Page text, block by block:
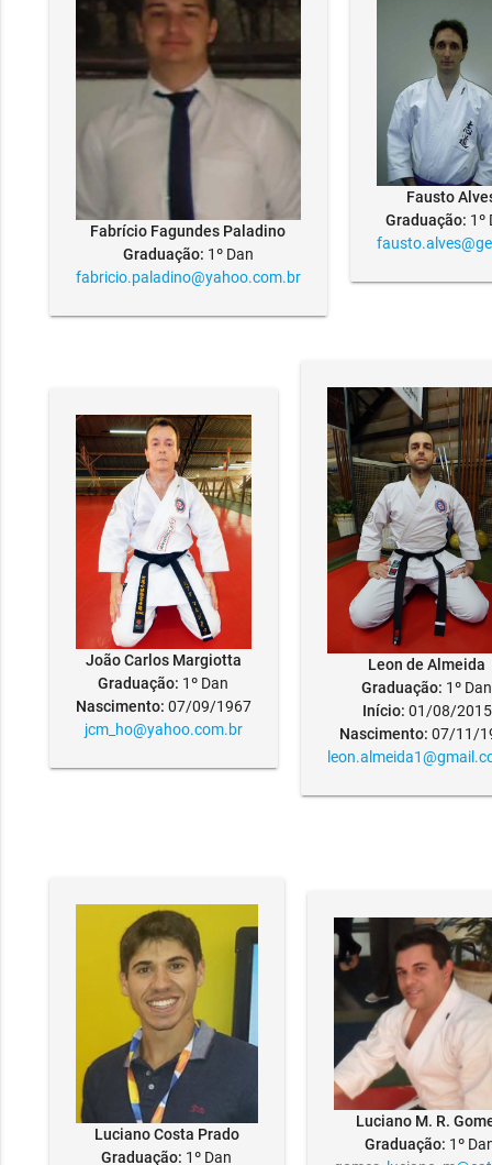
Fabrício Fagundes Paladino
Graduação: 1º Dan
fabricio.paladino@yahoo.com.br
Fausto
Graduação: 1º
João Carlos Margiotta
Graduação: 1º Dan
Nascimento: 07/09/1967
jcm_ho@yahoo.com.br
Leon de Almeida
Graduação: 1º Dan
Início: 01/08/2015
Nascimento: 07/11/
Luciano Costa Prado
Graduação: 1º Dan
Luciano M. R.
Graduação: 1º